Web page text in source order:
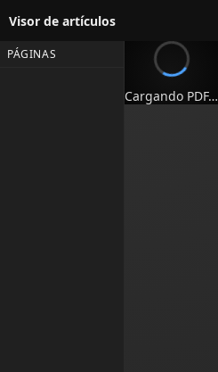
Visor de artículos
PÁGINAS
Cargando PDF…